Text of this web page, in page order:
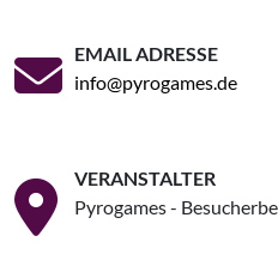
EMAIL ADRESSE
info@pyrogames.de
VERANSTALTER
Pyrogames -